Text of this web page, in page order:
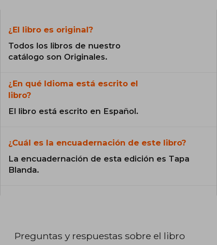
¿El libro es original?
Todos los libros de nuestro
catálogo son Originales.
¿En qué Idioma está escrito el
libro?
El libro está escrito en Español.
¿Cuál es la encuadernación de este libro?
La encuadernación de esta edición es Tapa
Blanda.
Preguntas y respuestas sobre el libro